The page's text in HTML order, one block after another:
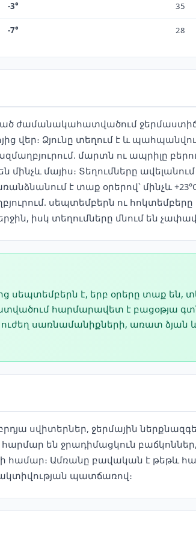
-3° 35
-7° 28
ժամանակահատվածում
վեր։ Ձյունը տեղում է և
մարտն ու ապրիլը
մայիս։ Տեղումները
է տաք օրերով՝ մինչև
սեպտեմբերն ու
իսկ տեղումները մնում են
սեպտեմբերն է, երբ օրերը տաք են,
հարմարավետ է բացօթյա
սառնամանիքների, առատ ձյան
սվիտերներ, ջերմային
են ջրադիմացկուն
համար։ Ամռանը բավական է թեթև
պատճառով։